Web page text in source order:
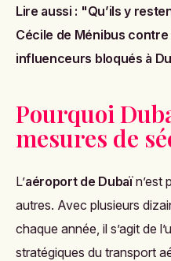
Lire aussi : "Qu’ils y
Cécile de Ménibus contre
influenceurs bloqués à
Pourquoi
mesures de
L’aéroport de Dubaïn’est
autres. Avec plusieurs
chaque année, il s’agit de
stratégiques du transport